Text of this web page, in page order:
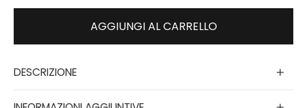
AGGIUNGI AL CARRELLO
DESCRIZIONE